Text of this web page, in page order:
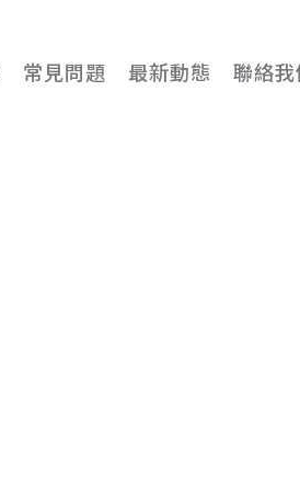
常見問題 最新動態 聯絡